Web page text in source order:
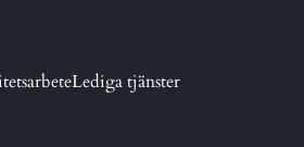
Lediga tjänster